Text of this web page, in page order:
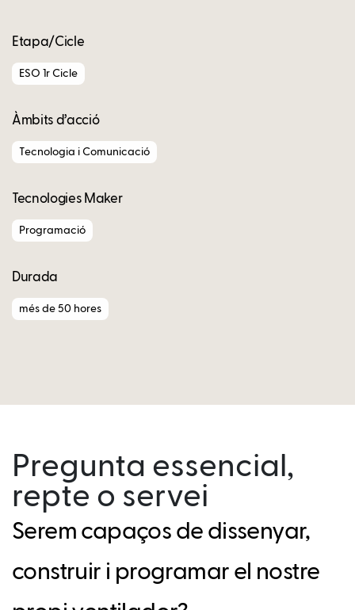
Etapa/Cicle
ESO 1r Cicle
Àmbits d’acció
Tecnologia i Comunicació
Tecnologies Maker
Programació
Durada
més de 50 hores
Pregunta essencial,
repte o servei
Serem capaços de dissenyar,
construir i programar el nostre